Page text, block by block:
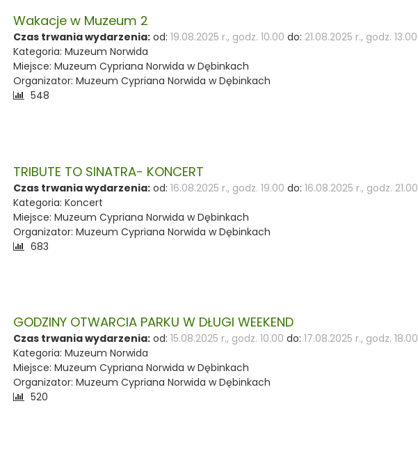
Wakacje w Muzeum 2
Czas trwania wydarzenia: od:19.08.2025 r., godz. 10.00 do: 21.08.2025 r., godz. 13.00
Kategoria: Muzeum Norwida
Miejsce: Muzeum Cypriana Norwida w Dębinkach
Organizator: Muzeum Cypriana Norwida w Dębinkach
Liczba
548
TRIBUTE TO SINATRA- KONCERT
Czas trwania wydarzenia: od:16.08.2025 r., godz. 19.00 do:16.08.2025 r., godz. 21.00
Kategoria: Koncert
Miejsce: Muzeum Cypriana Norwida w Dębinkach
Organizator: Muzeum Cypriana Norwida w Dębinkach
Liczba
683
GODZINY OTWARCIA PARKU W DŁUGI WEEKEND
Czas trwania wydarzenia: od:15.08.2025 r., godz. 10.00 do:17.08.2025 r., godz. 18.00
Kategoria: Muzeum Norwida
Miejsce: Muzeum Cypriana Norwida w Dębinkach
Organizator: Muzeum Cypriana Norwida w Dębinkach
Liczba
520